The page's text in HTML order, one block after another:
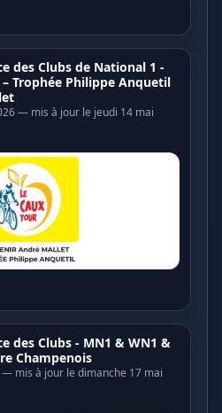
des Clubs de National 1 -
– Trophée Philippe Anquetil
— mis à jour le jeudi 14 mai
des Clubs - MN1 & WN1 &
Champenois
mis à jour le dimanche 17 mai